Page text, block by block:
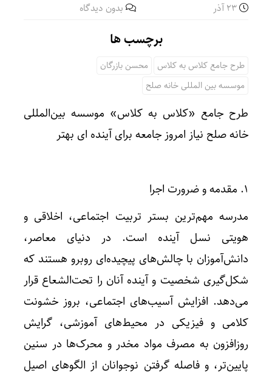
بدون دیدگاه
برچسب ها
طرح جامع کلاس به کلاس
محسن بازرگان
موسسه بین المللی خانه صلح
طرح جامع «کلاس به کلاس» موسسه بین‌المللی
خانه صلح نیاز امروز جامعه برای آینده ای بهتر
۱. مقدمه و ضرورت اجرا
مدرسه مهم‌ترین بستر تربیت اجتماعی، اخلاقی و
هویتی نسل آینده است. در دنیای معاصر،
دانش‌آموزان با چالش‌های پیچیده‌ای روبرو هستند که
شکل‌گیری شخصیت و آینده آنان را تحت‌الشعاع قرار
می‌دهد. افزایش آسیب‌های اجتماعی، بروز خشونت
کلامی و فیزیکی در محیط‌های آموزشی، گرایش
روزافزون به مصرف مواد مخدر و محرک‌ها در سنین
پایین‌تر، و فاصله گرفتن نوجوانان از الگوهای اصیل